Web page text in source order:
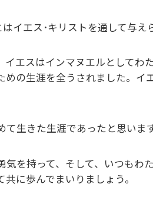
イエス･キリストを通して与え
エスはインマヌエルとしてわ
の生涯を全うされました。イ
生きた生涯であったと思います
を持って、そして、いつもわ
に歩んでまいりましょう。